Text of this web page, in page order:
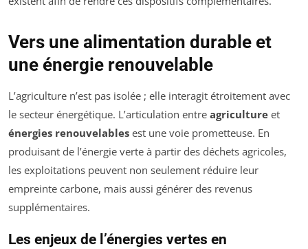
Vers une alimentation durable et
une énergie renouvelable
L’agriculture n’est pas isolée ; elle interagit étroitement avec
le secteur énergétique. L’articulation entre agriculture et
énergies renouvelables est une voie prometteuse. En
produisant de l’énergie verte à partir des déchets agricoles,
les exploitations peuvent non seulement réduire leur
empreinte carbone, mais aussi générer des revenus
supplémentaires.
Les enjeux de l’énergies vertes en